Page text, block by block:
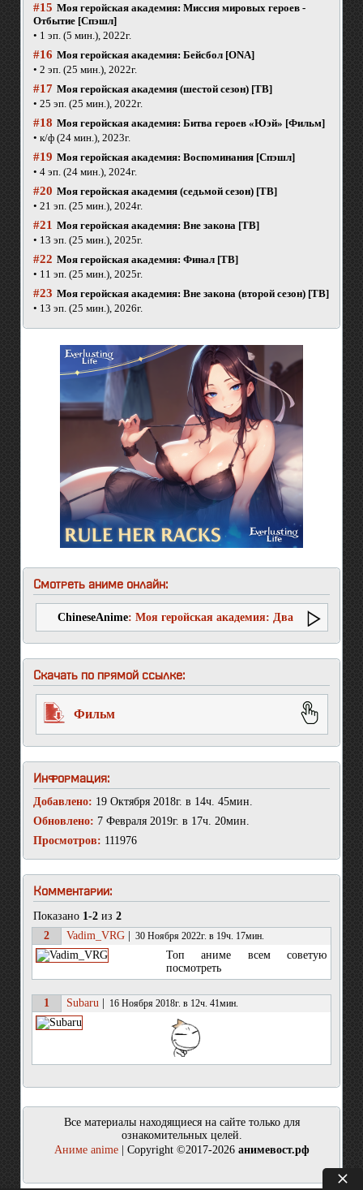
#15 Моя геройская академия: Миссия мировых героев -
Отбытие [Спэшл]
• 1 эп. (5 мин.), 2022г.
#16 Моя геройская академия: Бейсбол [ONA]
• 2 эп. (25 мин.), 2022г.
#17 Моя геройская академия (шестой сезон) [ТВ]
• 25 эп. (25 мин.), 2022г.
#18 Моя геройская академия: Битва героев «Юэй» [Фильм]
• к/ф (24 мин.), 2023г.
#19 Моя геройская академия: Воспоминания [Спэшл]
• 4 эп. (24 мин.), 2024г.
#20 Моя геройская академия (седьмой сезон) [ТВ]
• 21 эп. (25 мин.), 2024г.
#21 Моя геройская академия: Вне закона [ТВ]
• 13 эп. (25 мин.), 2025г.
#22 Моя геройская академия: Финал [ТВ]
• 11 эп. (25 мин.), 2025г.
#23 Моя геройская академия: Вне закона (второй сезон) [ТВ]
• 13 эп. (25 мин.), 2026г.
Смотреть аниме онлайн:
ChineseAnime: Моя геройская академия: Два
героя
Скачать по прямой ссылке:
Фильм
Информация:
Добавлено: 19 Октября 2018г. в 14ч. 45мин.
Обновлено: 7 Февраля 2019г. в 17ч. 20мин.
Просмотров: 111976
Комментарии:
Показано 1-2 из 2
2
Vadim_VRG 30 Ноября 2022г. в 19ч. 17мин.
Топ аниме всем советую
посмотреть
1 Subaru 16 Ноября 2018г. в 12ч. 41мин.
Все материалы находящиеся на сайте только для
ознакомительных целей.
Аниме anime| Copyright ©2017-2026 анимевост.рф